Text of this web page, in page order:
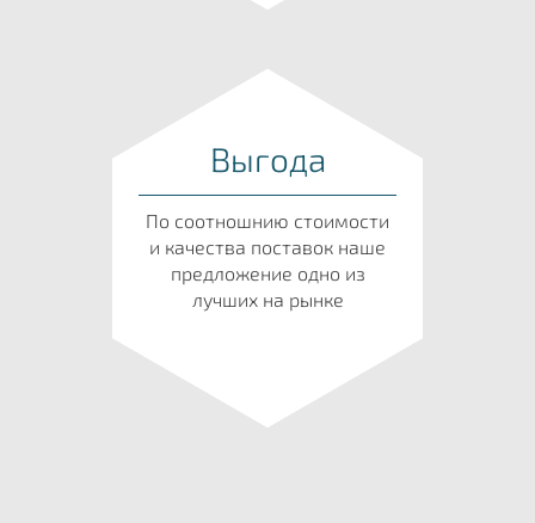
Выгода
По соотношнию стоимости
и качества поставок наше
предложение одно из
лучших на рынке